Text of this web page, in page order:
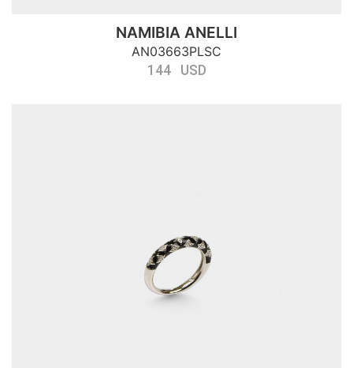
NAMIBIA ANELLI
AN03663PLSC
144 USD